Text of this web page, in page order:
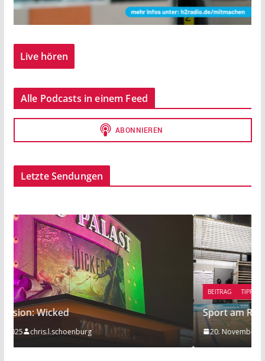
Live hören
Alle Podcasts in einem Feed
Letzte Sendungen
BEITRAG TIPP
Sport am Rande: Radball
20. November 2019 Mathies Koelzer